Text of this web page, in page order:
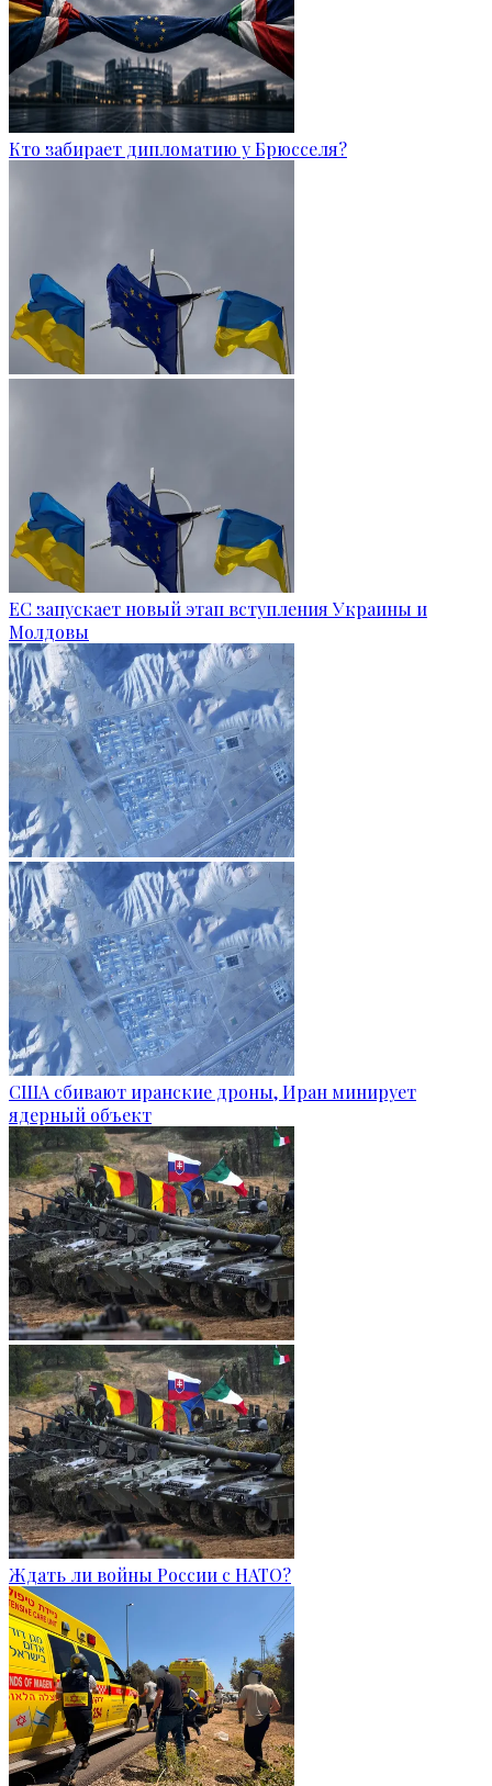
Кто забирает дипломатию у Брюсселя?
ЕС запускает новый этап вступления Украины и
Молдовы
США сбивают иранские дроны, Иран минирует
ядерный объект
Ждать ли войны России с НАТО?